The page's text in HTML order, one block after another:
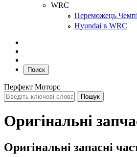
WRC
Переможець
Hyundai в WRC
Поиск
Перфект Моторс
Оригінальні
Оригінальні запасні